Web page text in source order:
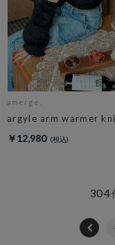
amerge.
argyle arm warmer
￥12,980
304